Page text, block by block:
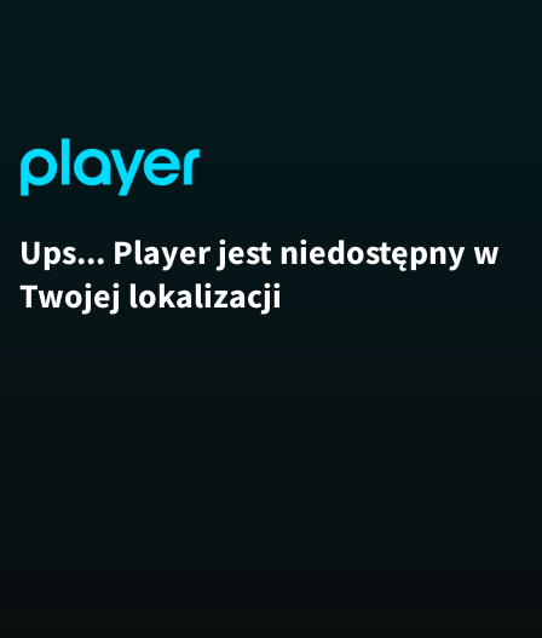
Ups... Player jest niedostępny w
Twojej lokalizacji